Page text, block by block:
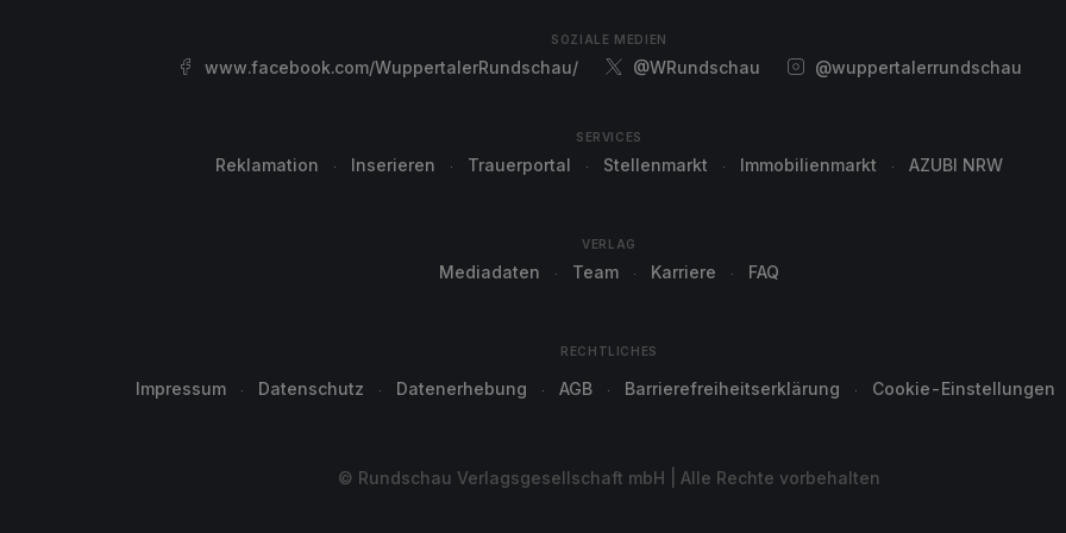
SOZIALE MEDIEN
www.facebook.com/WuppertalerRundschau/ @WRundschau @wuppertalerrundschau
SERVICES
Reklamation Inserieren Trauerportal Stellenmarkt Immobilienmarkt AZUBI NRW
VERLAG
Mediadaten Team Karriere FAQ
RECHTLICHES
Impressum Datenschutz Datenerhebung AGB Barrierefreiheitserklärung Cookie-Einstellungen
© Rundschau Verlagsgesellschaft mbH | Alle Rechte vorbehalten